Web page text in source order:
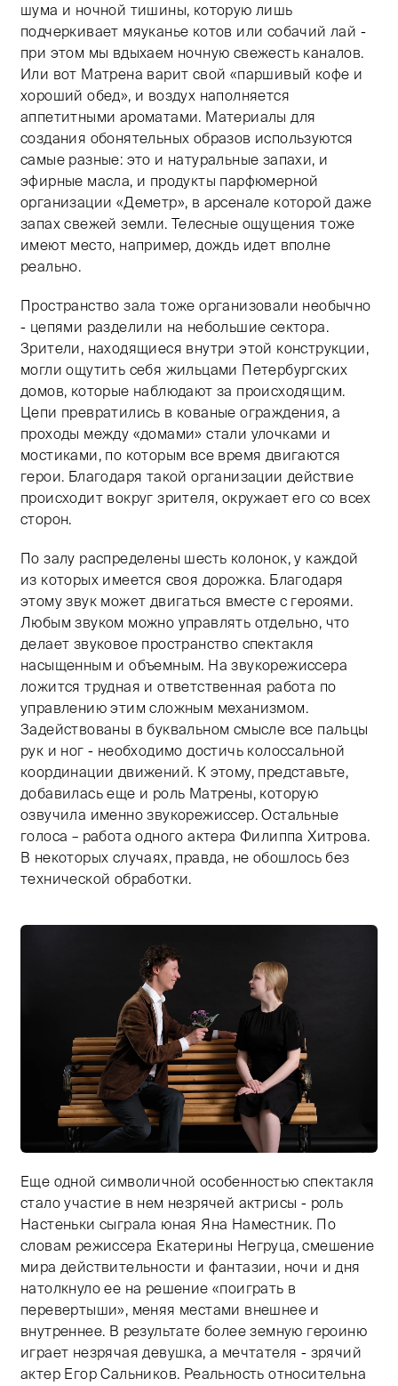
шума и ночной тишины, которую лишь
подчеркивает мяуканье котов или собачий лай -
при этом мы вдыхаем ночную свежесть каналов.
Или вот Матрена варит свой «паршивый кофе и
хороший обед», и воздух наполняется
аппетитными ароматами. Материалы для
создания обонятельных образов используются
самые разные: это и натуральные запахи, и
эфирные масла, и продукты парфюмерной
организации «Деметр», в арсенале которой даже
запах свежей земли. Телесные ощущения тоже
имеют место, например, дождь идет вполне
реально.
Пространство зала тоже организовали необычно
- цепями разделили на небольшие сектора.
Зрители, находящиеся внутри этой конструкции,
могли ощутить себя жильцами Петербургских
домов, которые наблюдают за происходящим.
Цепи превратились в кованые ограждения, а
проходы между «домами» стали улочками и
мостиками, по которым все время двигаются
герои. Благодаря такой организации действие
происходит вокруг зрителя, окружает его со всех
сторон.
По залу распределены шесть колонок, у каждой
из которых имеется своя дорожка. Благодаря
этому звук может двигаться вместе с героями.
Любым звуком можно управлять отдельно, что
делает звуковое пространство спектакля
насыщенным и объемным. На звукорежиссера
ложится трудная и ответственная работа по
управлению этим сложным механизмом.
Задействованы в буквальном смысле все пальцы
рук и ног - необходимо достичь колоссальной
координации движений. К этому, представьте,
добавилась еще и роль Матрены, которую
озвучила именно звукорежиссер. Остальные
голоса – работа одного актера Филиппа Хитрова.
В некоторых случаях, правда, не обошлось без
технической обработки.
Тифлокомментарий: цветная фотография. На
Еще одной символичной особенностью спектакля
стало участие в нем незрячей актрисы - роль
Настеньки сыграла юная Яна Наместник. По
словам режиссера Екатерины Негруца, смешение
мира действительности и фантазии, ночи и дня
натолкнуло ее на решение «поиграть в
перевертыши», меняя местами внешнее и
внутреннее. В результате более земную героиню
играет незрячая девушка, а мечтателя - зрячий
актер Егор Сальников. Реальность относительна